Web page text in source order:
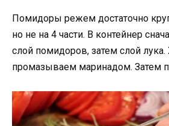
Помидоры режем достаточно
но не на 4 части. В контейнер
слой помидоров, затем слой
промазываем маринадом. Затем